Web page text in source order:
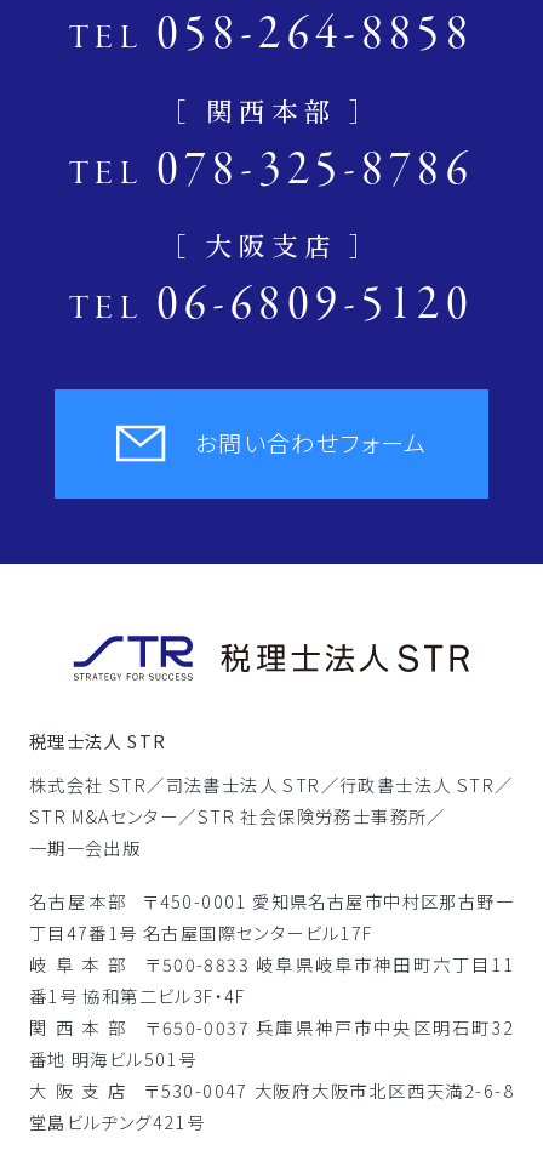
TEL 058-264-8858
［ 関西本部 ］
TEL 078-325-8786
［ 大阪支店 ］
TEL 06-6809-5120
お問い合わせフォーム
税理士法人 STR
株式会社 STR／司法書士法人 STR／行政書士法人 STR／
STR M&Aセンター／STR 社会保険労務士事務所／
一期一会出版
名古屋本部〒450-0001 愛知県名古屋市中村区那古野一
丁目47番1号 名古屋国際センタービル17F
岐阜本部〒500-8833 岐阜県岐阜市神田町六丁目11
番1号 協和第二ビル3F・4F
関西本部〒650-0037 兵庫県神戸市中央区明石町32
番地 明海ビル501号
大阪支店〒530-0047 大阪府大阪市北区西天満2-6-8
堂島ビルヂング421号